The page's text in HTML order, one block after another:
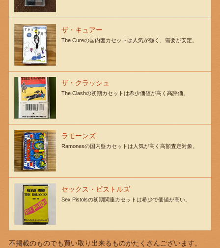
ザ・キュアー
The Cureの国内盤カセットは人気が強く、需要が安定。
ザ・クラッシュ
The Clashの初期カセットは希少価値が高く高評価。
ラモーンズ
Ramonesの国内盤カセットは人気が高く高額査定対象。
セックス・ピストルズ
Sex Pistolsの初期関連カセットは希少で価値が高い。
不掲載のものでも買い取り出来るものがたくさんございます。